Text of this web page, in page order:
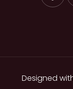
Designed